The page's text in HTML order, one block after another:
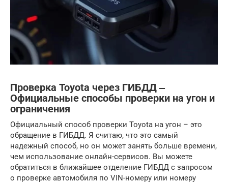
Проверка Toyota через ГИБДД ‒
Официальные способы проверки на угон и
ограничения
Официальный способ проверки Toyota на угон – это
обращение в ГИБДД. Я считаю, что это самый
надежный способ, но он может занять больше времени,
чем использование онлайн-сервисов. Вы можете
обратиться в ближайшее отделение ГИБДД с запросом
о проверке автомобиля по VIN-номеру или номеру